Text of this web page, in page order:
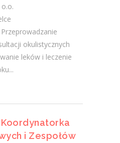
okulistycznych
leków i leczenie
i Zespołów